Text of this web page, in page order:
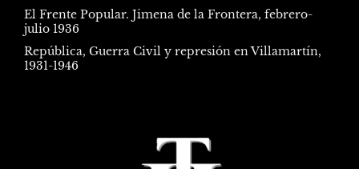
El Frente Popular. Jimena de la Frontera, febrero-
julio 1936
República, Guerra Civil y represión en Villamartín,
1931-1946